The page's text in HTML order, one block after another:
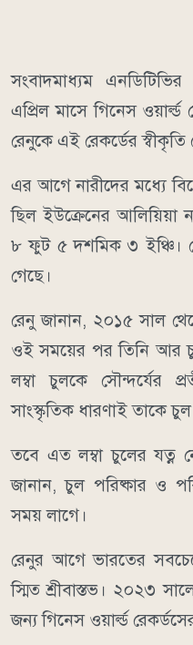
সংবাদমাধ্যম
এপ্রিল মাসে গিনেস
রেনুকে এই রেকর্ডের স্বীকৃতি
এর আগে নারীদের মধ্যে
ছিল ইউক্রেনের আলিয়িয়া
৮ ফুট ৫ দশমিক ৩ ইঞ্চি।
গেছে।
রেনু জানান, ২০১৫ সাল
ওই সময়ের পর তিনি আর
লম্বা চুলকে সৌন্দর্যের
সাংস্কৃতিক ধারণাই তাকে
তবে এত লম্বা চুলের যত্ন
জানান, চুল পরিষ্কার ও
সময় লাগে।
রেনুর আগে ভারতের
স্মিত শ্রীবাস্তভ। ২০২৩
জন্য গিনেস ওয়ার্ল্ড